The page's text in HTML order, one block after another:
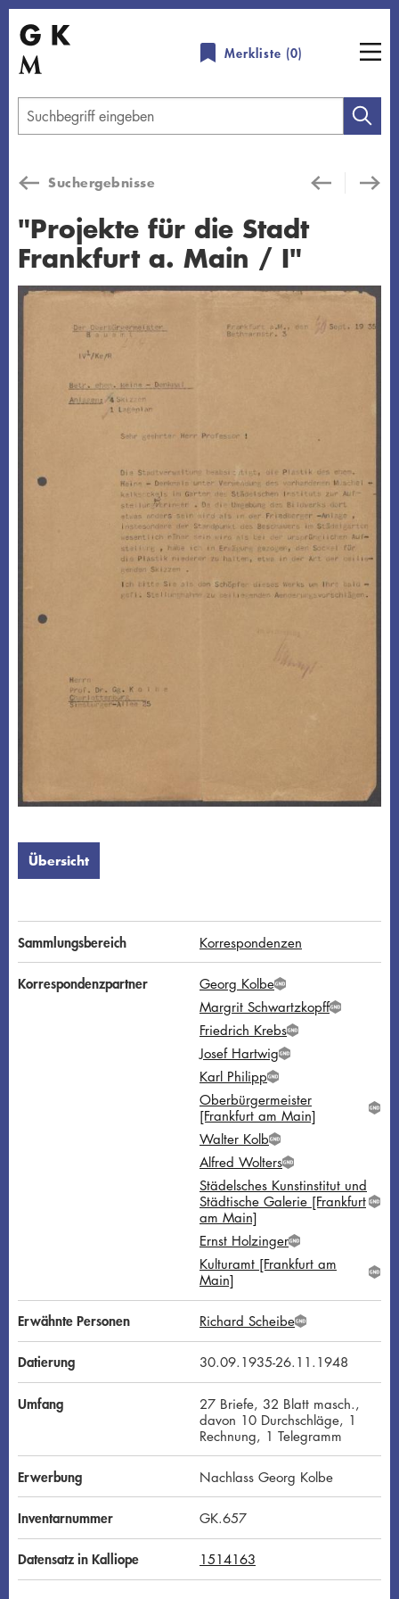
Direkt
zum
Inhalt
Merkliste (0)
Geben
Sie
Suchbegriff
Suchergebnisse
"Projekte für die Stadt
Frankfurt a. Main / I"
Übersicht
Sammlungsbereich Korrespondenzen
Korrespondenzpartner Georg KolbeG
N
D
Margrit SchwartzkopffG
Friedrich KrebsG
N
Josef HartwigG
Karl PhilippG
N
D
Oberbürgermeister
[Frankfurt am Main]
G
Walter KolbG
N
D
Alfred WoltersG
N
D
Städelsches Kunstinstitut und
Städtische Galerie [Frankfurt
am Main]
G
Ernst HolzingerG
N
Kulturamt [Frankfurt am
Main]
G
Erwähnte Personen Richard ScheibeG
N
D
Datierung 30.09.1935-26.11.1948
Umfang
27 Briefe, 32 Blatt masch.,
davon 10 Durchschläge, 1
Rechnung, 1 Telegramm
Erwerbung Nachlass Georg Kolbe
Inventarnummer GK.657
Datensatz in Kalliope 1514163